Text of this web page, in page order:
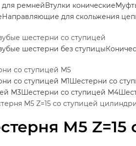
M5
ремнейВтулки конические
Направляющие для скольжения
шестерни со ступицей
шестерни без ступицы
со ступицей М5
со ступицей М1Шестерни со
М3Шестерни со ступицей М4
M5 Z=15 со ступицей